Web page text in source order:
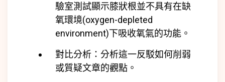
驗室測試顯示膝狀根並不具有在缺
氧環境(oxygen-depleted
environment)下吸收氧氣的功能。
對比分析：分析這一反駁如何削弱
或質疑文章的觀點。